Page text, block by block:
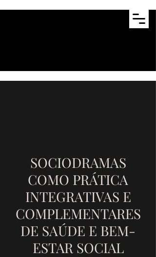
SOCIODRAMAS
COMO PRÁTICA
INTEGRATIVAS E
COMPLEMENTARES
DE SAÚDE E BEM-
ESTAR SOCIAL